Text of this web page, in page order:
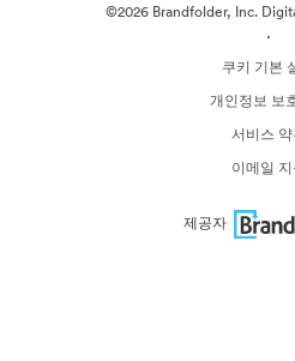
©2026 Brandfolder, Inc.
·
쿠키 기본
개인정보 보
서비스
이메일 지
제공자